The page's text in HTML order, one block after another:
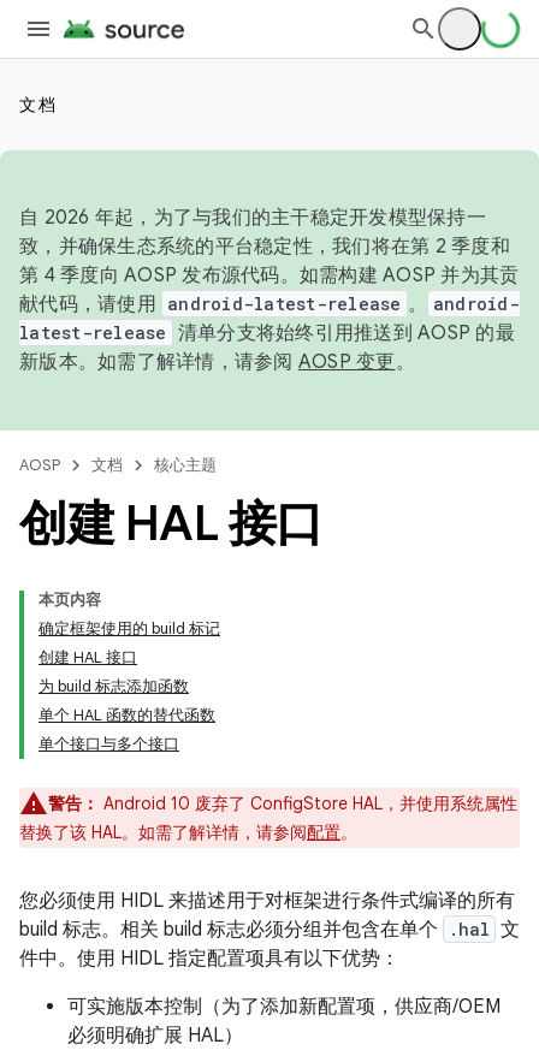
文档
自 2026 年起，为了与我们的主干稳定开发模型保持一
致，并确保生态系统的平台稳定性，我们将在第 2 季度和
第 4 季度向 AOSP 发布源代码。如需构建 AOSP 并为其贡
献代码，请使用 android-latest-release 。
android-
latest-release 清单分支将始终引用推送到 AOSP 的最
新版本。如需了解详情，请参阅 AOSP 变更。
AOSP 文档 核心主题
创建 HAL 接口
本页内容
确定框架使用的 build 标记
创建 HAL 接口
为 build 标志添加函数
单个 HAL 函数的替代函数
单个接口与多个接口
警告： Android 10 废弃了 ConfigStore HAL，并使用系统属性
替换了该 HAL。如需了解详情，请参阅配置。
您必须使用 HIDL 来描述用于对框架进行条件式编译的所有
build 标志。相关 build 标志必须分组并包含在单个
.hal 文
件中。使用 HIDL 指定配置项具有以下优势：
可实施版本控制（为了添加新配置项，供应商/OEM
必须明确扩展 HAL）